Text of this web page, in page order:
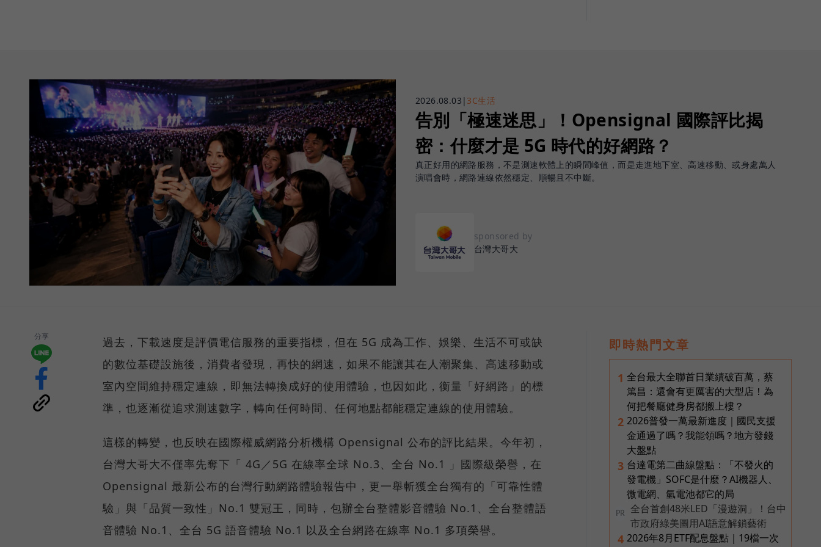
2026.08.03 | 3C生活
告別「極速迷思」！Opensignal 國際評比揭
密：什麼才是 5G 時代的好網路？
真正好用的網路服務，不是測速軟體上的瞬間峰值，而是走進地下室、高速移動、或身處萬人
演唱會時，網路連線依然穩定、順暢且不中斷。
sponsored by
台灣大哥大
分享
過去，下載速度是評價電信服務的重要指標，但在 5G 成為工作、娛樂、生活不可或缺
的數位基礎設施後，消費者發現，再快的網速，如果不能讓其在人潮聚集、高速移動或
室內空間維持穩定連線，即無法轉換成好的使用體驗，也因如此，衡量「好網路」的標
準，也逐漸從追求測速數字，轉向任何時間、任何地點都能穩定連線的使用體驗。
這樣的轉變，也反映在國際權威網路分析機構 Opensignal 公布的評比結果。今年初，
台灣大哥大不僅率先奪下「 4G／5G 在線率全球 No.3、全台 No.1 」國際級榮譽，在
Opensignal 最新公布的台灣行動網路體驗報告中，更一舉斬獲全台獨有的「可靠性體
驗」與「品質一致性」No.1 雙冠王，同時，包辦全台整體影音體驗 No.1、全台整體語
音體驗 No.1、全台 5G 語音體驗 No.1 以及全台網路在線率 No.1 多項榮譽。
即時熱門文章
1 全台最大全聯首日業績破百萬，蔡
篤昌：還會有更厲害的大型店！為
何把餐廳健身房都搬上樓？
2 2026普發一萬最新進度｜國民支援
金通過了嗎？我能領嗎？地方發錢
大盤點
3 台達電第二曲線盤點：「不發火的
發電機」SOFC是什麼？AI機器人、
微電網、氫電池都它的局
PR
全台首創48米LED「漫遊洞」！台中
市政府綠美圖用AI語意解鎖藝術
4 2026年8月ETF配息盤點｜19檔一次